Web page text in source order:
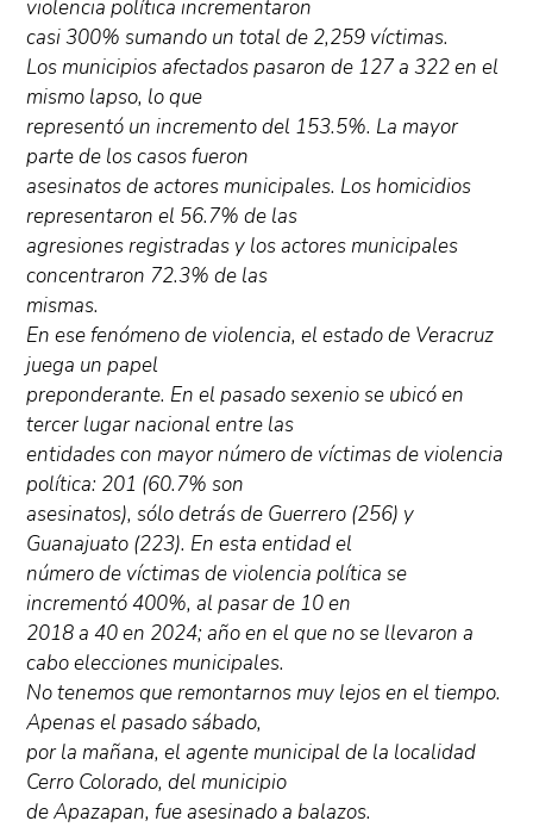
violencia política incrementaron
casi 300% sumando un total de 2,259 víctimas.
Los municipios afectados pasaron de 127 a 322 en el
mismo lapso, lo que
representó un incremento del 153.5%. La mayor
parte de los casos fueron
asesinatos de actores municipales. Los homicidios
representaron el 56.7% de las
agresiones registradas y los actores municipales
concentraron 72.3% de las
mismas.
En ese fenómeno de violencia, el estado de Veracruz
juega un papel
preponderante. En el pasado sexenio se ubicó en
tercer lugar nacional entre las
entidades con mayor número de víctimas de violencia
política: 201 (60.7% son
asesinatos), sólo detrás de Guerrero (256) y
Guanajuato (223). En esta entidad el
número de víctimas de violencia política se
incrementó 400%, al pasar de 10 en
2018 a 40 en 2024; año en el que no se llevaron a
cabo elecciones municipales.
No tenemos que remontarnos muy lejos en el tiempo.
Apenas el pasado sábado,
por la mañana, el agente municipal de la localidad
Cerro Colorado, del municipio
de Apazapan, fue asesinado a balazos.